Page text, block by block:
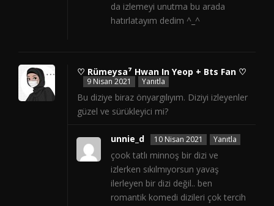
da izlemeyi unutma bu arada
hatırlatayım dedim ^_^
♡ Rümeysa⁷ Hwan In Yeop + Bts Fan ♡
9 Nisan 2021 Yanıtla
Bu diziye biraz önyargılıyım. Diziyi izleyenler
güzel ve sürükleyici mi?
unnie_d 10 Nisan 2021 Yanıtla
çook tatlı minnoş bir dizi ve
izlerken sıkılmıyorsun yavaş
ilerleyen bir dizi değil.. ben
romantik komedi dizileri çok tercih